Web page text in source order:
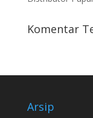
Komentar
Arsip